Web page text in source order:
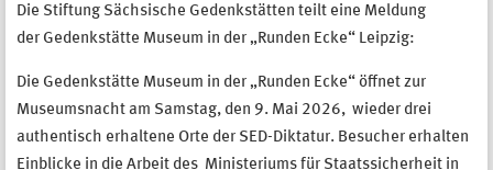
Die Stiftung Sächsische Gedenkstätten teilt eine Meldung
der Gedenkstätte Museum in der „Runden Ecke“ Leipzig:
Die Gedenkstätte Museum in der „Runden Ecke“ öffnet zur
Museumsnacht am Samstag, den 9. Mai 2026, wieder drei
authentisch erhaltene Orte der SED-Diktatur. Besucher erhalten
Einblicke in die Arbeit des Ministeriums für Staatssicherheit in